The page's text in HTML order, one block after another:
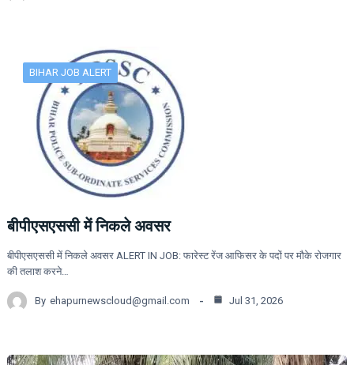
BIHAR JOB ALERT
बीपीएसएससी में निकले अवसर
बीपीएसएससी में निकले अवसर ALERT IN JOB: फारेस्ट रेंज आफिसर के पदों पर मौके रोजगार
की तलाश करने…
By ehapurnewscloud@gmail.com Jul 31, 2026